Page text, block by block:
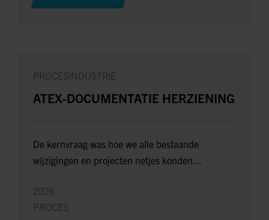
PROCESINDUSTRIE
ATEX-DOCUMENTATIE HERZIENING
De kernvraag was hoe we alle bestaande
wijzigingen en projecten netjes konden...
2026
PROCES